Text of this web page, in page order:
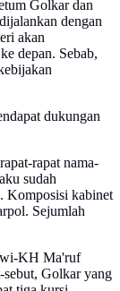
Golkar dan
dengan
akan
depan. Sebab,
dukungan
rapat nama-
sudah
Komposisi kabinet
Sejumlah
KH Ma'ruf
Golkar yang